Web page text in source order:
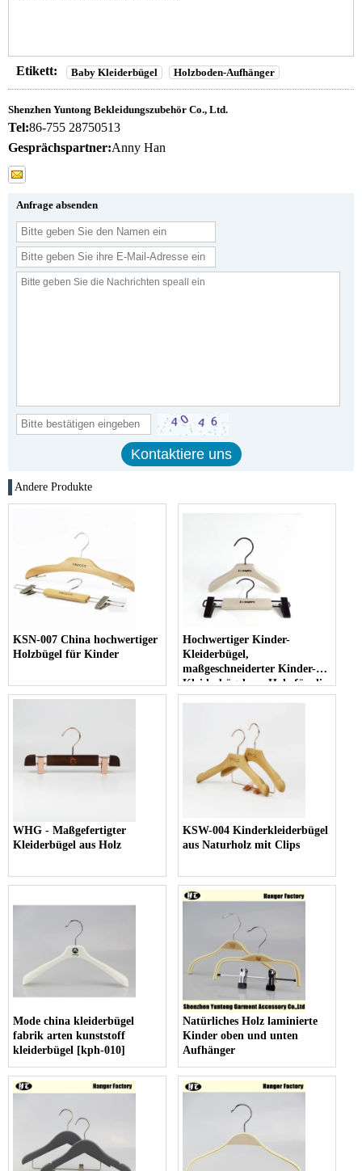
Etikett: Baby Kleiderbügel Holzboden-Aufhänger
Shenzhen Yuntong Bekleidungszubehör Co., Ltd.
Tel:86-755 28750513
Gesprächspartner:Anny Han
Anfrage absenden
Andere Produkte
KSN-007 China hochwertiger
Holzbügel für Kinder
Hochwertiger Kinder-
Kleiderbügel,
maßgeschneiderter Kinder-
Kleiderbügel aus Holz für die
Marke
WHG - Maßgefertigter
Kleiderbügel aus Holz
KSW-004 Kinderkleiderbügel
aus Naturholz mit Clips
Mode china kleiderbügel
fabrik arten kunststoff
kleiderbügel [kph-010]
Natürliches Holz laminierte
Kinder oben und unten
Aufhänger